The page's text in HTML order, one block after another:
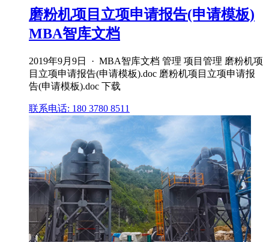
磨粉机项目立项申请报告(申请模板)
MBA智库文档
2019年9月9日 · MBA智库文档 管理 项目管理 磨粉机项
目立项申请报告(申请模板).doc 磨粉机项目立项申请报
告(申请模板).doc 下载
联系电话: 180 3780 8511